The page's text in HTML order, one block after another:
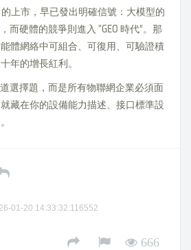
上市，早已發出明確信號：大模型的
而硬體的競爭則進入 “GEO 時代”。那
體網絡中可組合、可復用、可驗證積
年的增長紅利。
選擇題，而是所有物聯網企業必須面
藏在你的設備能力描述、接口標準設
01-20 14:33:32.116552
666